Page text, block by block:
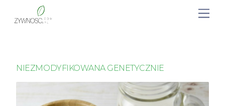
NIEZMODYFIKOWANA GENETYCZNIE